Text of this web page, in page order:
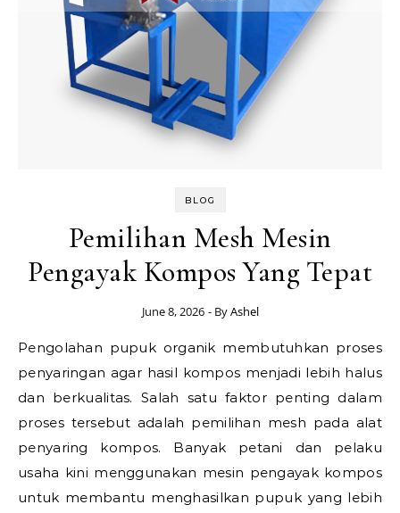
BLOG
Pemilihan Mesh Mesin
Pengayak Kompos Yang Tepat
June 8, 2026 - ByAshel
Pengolahan pupuk organik membutuhkan proses
penyaringan agar hasil kompos menjadi lebih halus
dan berkualitas. Salah satu faktor penting dalam
proses tersebut adalah pemilihan mesh pada alat
penyaring kompos. Banyak petani dan pelaku
usaha kini menggunakan mesin pengayak kompos
untuk membantu menghasilkan pupuk yang lebih